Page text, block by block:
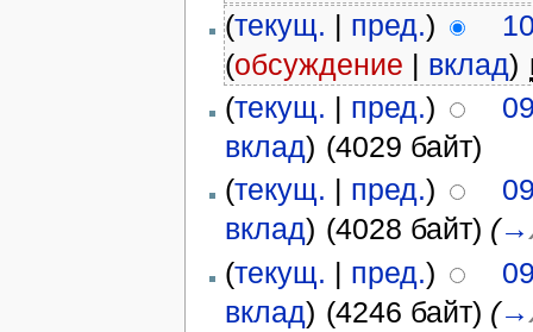
(текущ. | пред.)
(обсуждение | вклад)
(текущ. | пред.)
вклад) (4029 байт)
(текущ. | пред.)
вклад) (4028 байт) (→
(текущ. | пред.)
вклад) (4246 байт) (→